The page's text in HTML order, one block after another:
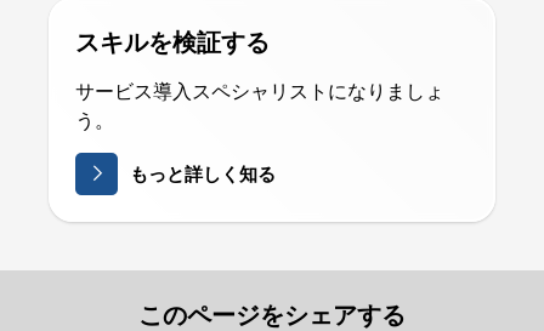
スキルを検証する
サービス導入スペシャリストになりましょ
う。
もっと詳しく知る
このページをシェアする